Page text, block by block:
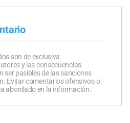
son de exclusiva
y las consecuencias
ser pasibles de las sanciones
Evitar comentarios ofensivos o
abordado en la información.